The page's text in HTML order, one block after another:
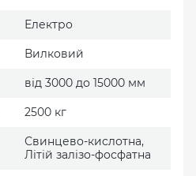
Електро
Вилковий
від 3000 до 15000 мм
2500 кг
Свинцево-кислотна,
Літій залізо-фосфатна